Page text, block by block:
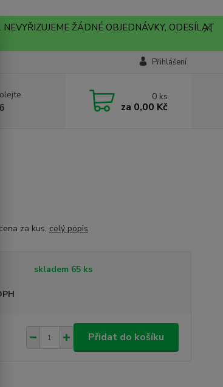
ŽÁDNÉ OBJEDNÁVKY, ODESÍLAT
Přihlášení
0 ks
za 0,00 Kč
za kus. celý popis
skladem 65 ks
Přidat do košíku